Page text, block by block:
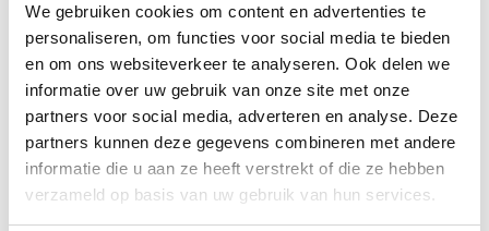
We gebruiken cookies om content en advertenties te
personaliseren, om functies voor social media te bieden
en om ons websiteverkeer te analyseren. Ook delen we
informatie over uw gebruik van onze site met onze
partners voor social media, adverteren en analyse. Deze
partners kunnen deze gegevens combineren met andere
informatie die u aan ze heeft verstrekt of die ze hebben
verzameld op basis van uw gebruik van hun services.
FUSSRING ?
FUSSRING AUS POLIERTEM ALUMINIUM ?